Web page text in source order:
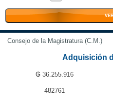
Consejo de la Magistratura (C.M.)
Adquisición
₲ 36.255.916
482761